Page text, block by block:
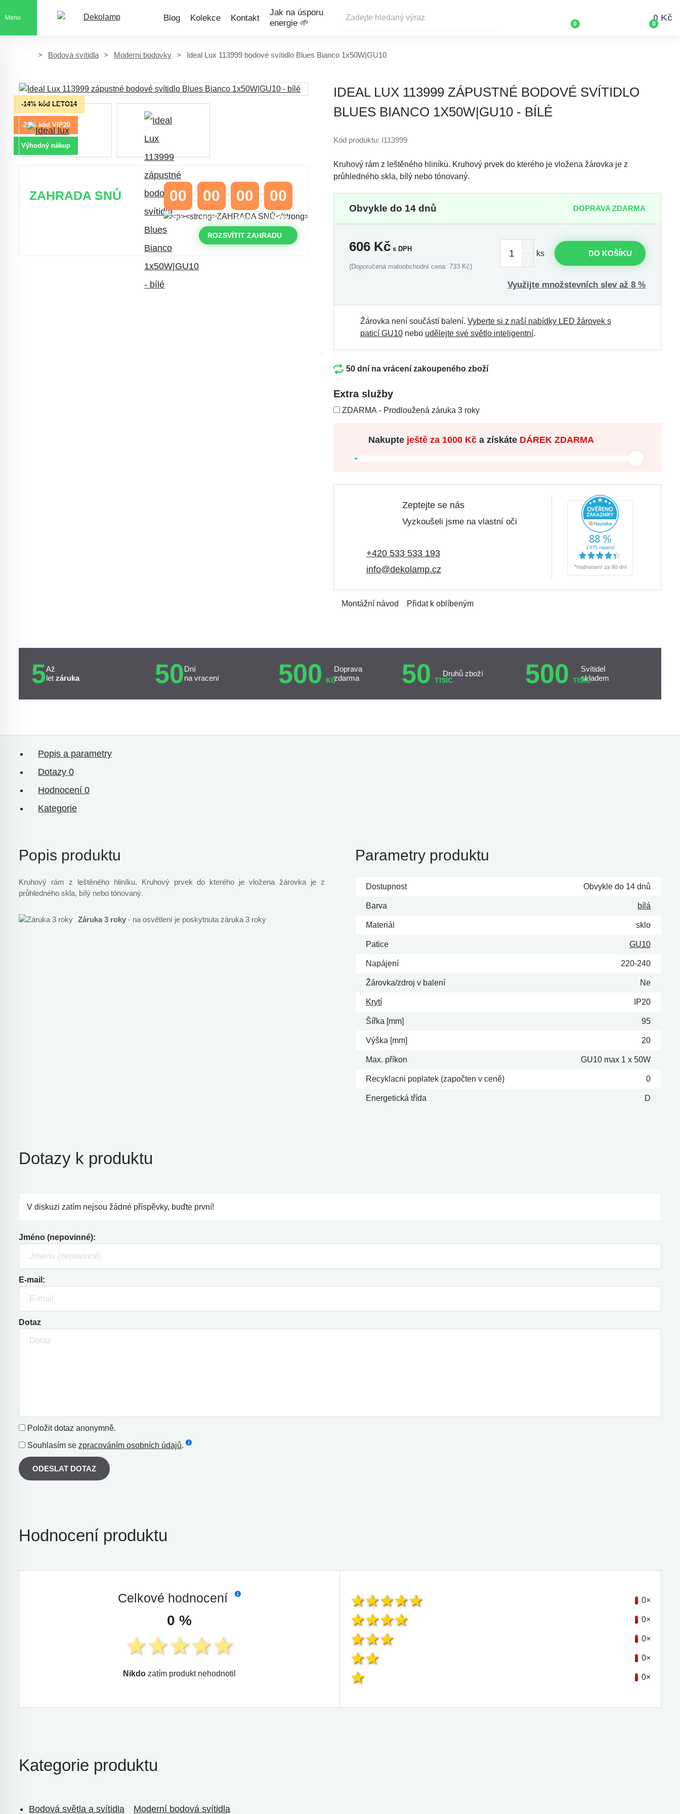
Menu Blog Kolekce Kontakt
Jak na úsporu
energie 🌱
0 0
0 Kč
Bodová svítidla Moderní bodovky Ideal Lux 113999 bodové svítidlo Blues Bianco 1x50W|GU10
IDEAL LUX 113999 ZÁPUSTNÉ BODOVÉ SVÍTIDLO
BLUES BIANCO 1X50W|GU10 - BÍLÉ
-14% kód LETO14
-20% kód VIP20
Výhodný nákup
ZAHRADA SNŮ 00
DNY
00
HODINY
00
MINUTY
00
VTEŘINY
ROZSVÍTIT ZAHRADU
Kód produktu: I113999
Kruhový rám z leštěného hliníku. Kruhový prvek do kterého je vložena žárovka je z
průhledného skla, bílý nebo tónovaný.
Obvykle do 14 dnů DOPRAVA ZDARMA
606Kčs DPH
(Doporučená maloobchodní cena: 733 Kč)
ks DO KOŠÍKU
Využijte množstevních slev až 8 %
Žárovka není součástí balení. Vyberte si z naší nabídky LED žárovek s
paticí GU10nebo udělejte své světlo inteligentní.
50 dní na vrácení zakoupeného zboží
Extra služby
ZDARMA - Prodloužená záruka 3 roky
Nakupte ještě za 1000 Kč a získáte DÁREK ZDARMA
Zeptejte se nás
Vyzkoušeli jsme na vlastní oči
+420 533 533 193
info@dekolamp.cz
Montážní návod Přidat k oblíbeným
5Až
let záruka 50Dní
na vracení
500 KČ
Doprava
zdarma
50 TISÍC
Druhů zboží 500 TISÍC
Svítidel
skladem
Popis a parametry
Dotazy 0
Hodnocení 0
Kategorie
Popis produktu
Kruhový rám z leštěného hliníku. Kruhový prvek do kterého je vložena žárovka je z
průhledného skla, bílý nebo tónovaný.
Záruka 3 roky - na osvětlení je poskytnuta záruka 3 roky
Parametry produktu
Dostupnost Obvykle do 14 dnů
Barva bílá
Materiál sklo
Patice GU10
Napájení 220-240
Žárovka/zdroj v balení Ne
Krytí IP20
Šířka [mm] 95
Výška [mm] 20
Max. příkon GU10 max 1 x 50W
Recyklacni poplatek (započten v ceně) 0
Energetická třída D
Dotazy k produktu
V diskuzi zatím nejsou žádné příspěvky, buďte první!
Jméno (nepovinné):
E-mail:
Dotaz
Položit dotaz anonymně.
Souhlasím se zpracováním osobních údajů.
ODESLAT DOTAZ
Hodnocení produktu
Celkové hodnocení
0 %
Nikdo zatím produkt nehodnotil
0×
0×
0×
0×
0×
Kategorie produktu
Bodová světla a svítidla Moderní bodová svítidla